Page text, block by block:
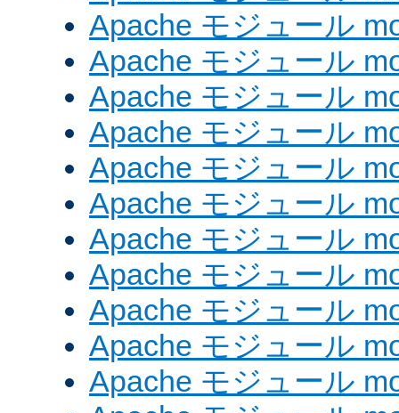
Apache モジュール
Apache モジュール
Apache モジュール
Apache モジュール
Apache モジュール
Apache モジュール
Apache モジュール
Apache モジュール
Apache モジュール
Apache モジュール
Apache モジュール